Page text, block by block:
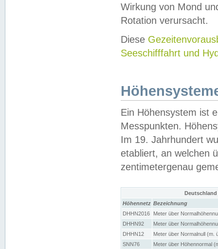
Wirkung von Mond
Rotation verursacht.
Diese
Seeschifffahrt und
Ein Höhensystem ist
Messpunkten.
Im 19. Jahrhundert
etabliert, an welchen
zentimetergenau
Höhennetz Bezeichnung
DHHN2016
Meter über
DHHN92
Meter über
DHHN12
Meter über Normalnull (m.
SNN76
Meter über Höhennormal